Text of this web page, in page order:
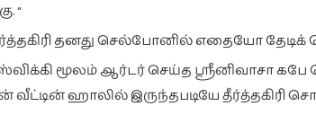
“
தனது செல்போனில் எதையோ தேடிக்
மூலம் ஆர்டர் செய்த ஸ்ரீனிவாசா
வீட்டின் ஹாலில் இருந்தபடியே தீர்த்தகிரி